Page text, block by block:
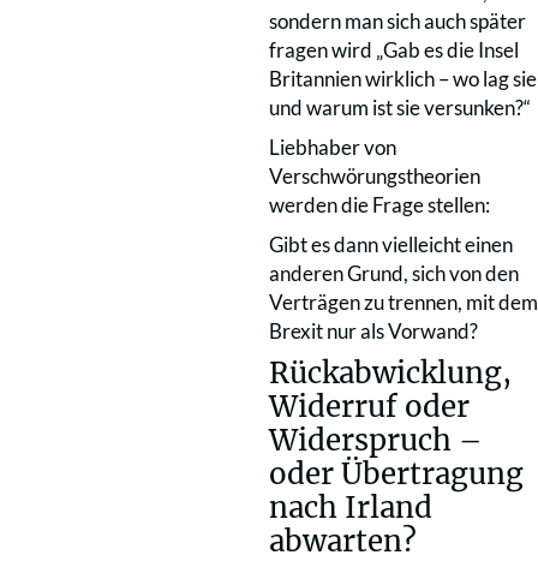
sondern man sich auch später
fragen wird „Gab es die Insel
Britannien wirklich – wo lag sie
und warum ist sie versunken?“
Liebhaber von
Verschwörungstheorien
werden die Frage stellen:
Gibt es dann vielleicht einen
anderen Grund, sich von den
Verträgen zu trennen, mit dem
Brexit nur als Vorwand?
Rückabwicklung,
Widerruf oder
Widerspruch –
oder Übertragung
nach Irland
abwarten?